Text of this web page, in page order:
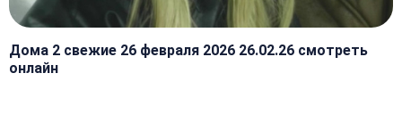
Дома 2 свежие 26 февраля 2026 26.02.26 смотреть
онлайн